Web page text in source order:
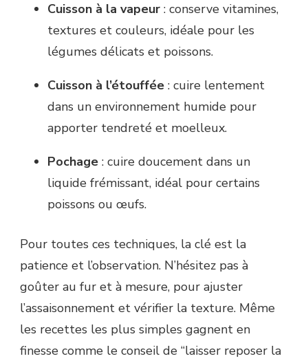
Cuisson à la vapeur : conserve vitamines,
textures et couleurs, idéale pour les
légumes délicats et poissons.
Cuisson à l’étouffée : cuire lentement
dans un environnement humide pour
apporter tendreté et moelleux.
Pochage : cuire doucement dans un
liquide frémissant, idéal pour certains
poissons ou œufs.
Pour toutes ces techniques, la clé est la
patience et l’observation. N’hésitez pas à
goûter au fur et à mesure, pour ajuster
l’assaisonnement et vérifier la texture. Même
les recettes les plus simples gagnent en
finesse comme le conseil de “laisser reposer la